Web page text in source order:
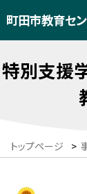
町田市教育セ
特別支援
トップページ >